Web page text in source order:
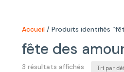
Accueil/ Produits identifiés
fête des
3 résultats affichés